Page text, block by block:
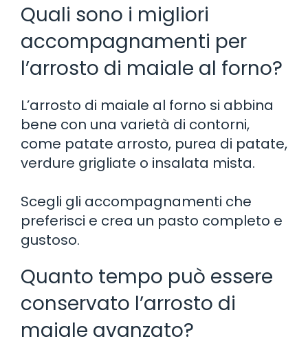
Quali sono i migliori
accompagnamenti per
l’arrosto di maiale al forno?
L’arrosto di maiale al forno si abbina
bene con una varietà di contorni,
come patate arrosto, purea di patate,
verdure grigliate o insalata mista.
Scegli gli accompagnamenti che
preferisci e crea un pasto completo e
gustoso.
Quanto tempo può essere
conservato l’arrosto di
maiale avanzato?